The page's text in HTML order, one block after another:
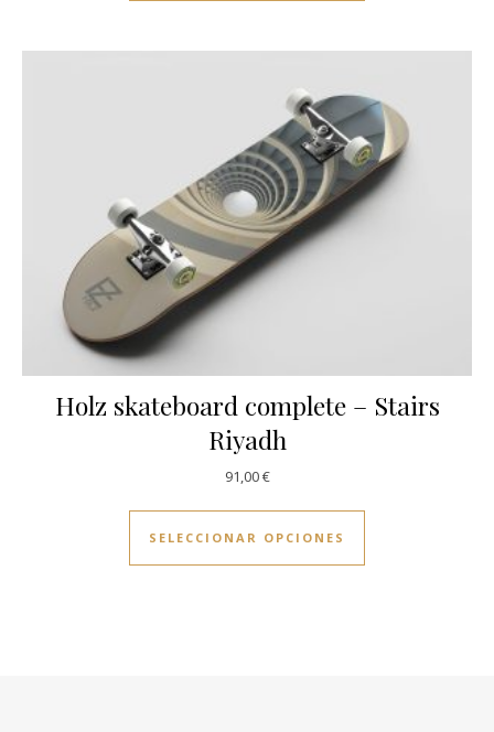
Holz skateboard complete – Stairs
Riyadh
91,00€
SELECCIONAR OPCIONES
Este producto